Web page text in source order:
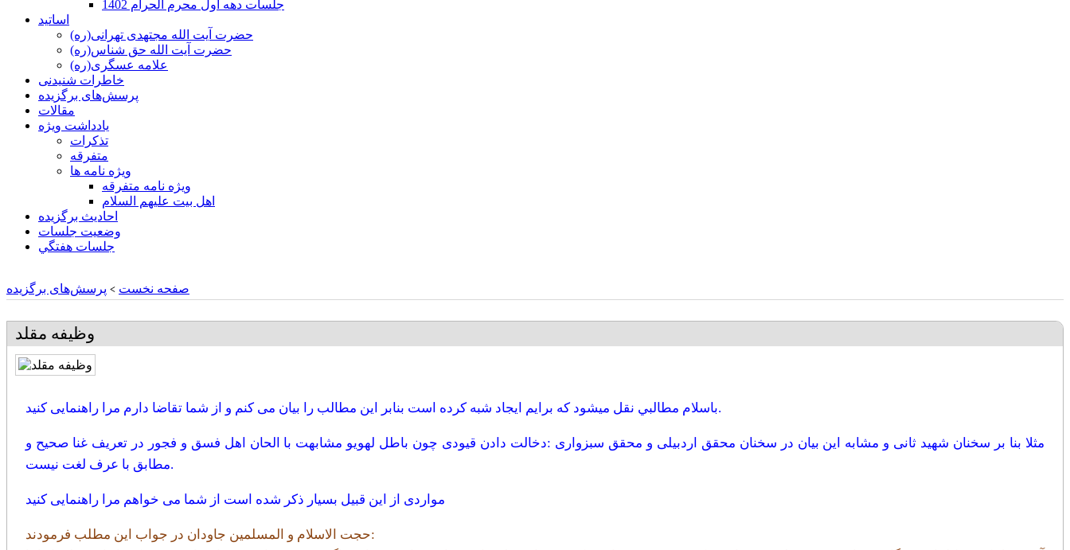
جلسات دهه اول محرم الحرام 1402
اساتید
حضرت آیت الله مجتهدی تهرانی(ره)
حضرت آیت الله حق شناس(ره)
علامه عسگری(ره)
خاطرات شنیدنی
پرسش‌های برگزیده
مقالات
یادداشت ویژه
تذكرات
متفرقه
ويژه نامه ها
ويژه نامه متفرقه
اهل بيت عليهم السلام
احادیث برگزیده
وضعیت جلسات
جلسات هفتگي
صفحه نخست > پرسش‌های برگزیده
وظيفه مقلد
باسلام مطالبي نقل ميشود که برایم ایجاد شبه کرده است بنابر این مطالب را بیان می کنم و از شما تقاضا دارم مرا راهنمایی کنید.
مثلا بنا بر سخنان شهید ثانی و مشابه این بیان در سخنان محقق اردبیلی و محقق سبزواری :دخالت دادن قیودی چون باطل لهویو مشابهت با الحان اهل فسق و فجور در تعریف غنا صحیح و
مطابق با عرف لغت نیست.
مواردی از این قبیل بسیار ذکر شده است از شما می خواهم مرا راهنمایی کنید
حجت الاسلام و المسلمين جاودان در جواب اين مطلب فرمودند: